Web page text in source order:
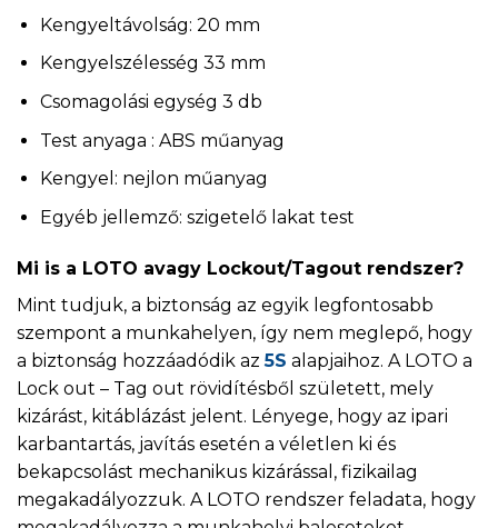
Kengyeltávolság: 20 mm
Kengyelszélesség 33 mm
Csomagolási egység 3 db
Test anyaga : ABS műanyag
Kengyel: nejlon műanyag
Egyéb jellemző: szigetelő lakat test
Mi is a LOTO avagy Lockout/Tagout rendszer?
Mint tudjuk, a biztonság az egyik legfontosabb
szempont a munkahelyen, így nem meglepő, hogy
a biztonság hozzáadódik az5S alapjaihoz. A LOTO a
Lock out – Tag out rövidítésből született, mely
kizárást, kitáblázást jelent. Lényege, hogy az ipari
karbantartás, javítás esetén a véletlen ki és
bekapcsolást mechanikus kizárással, fizikailag
megakadályozzuk. A LOTO rendszer feladata, hogy